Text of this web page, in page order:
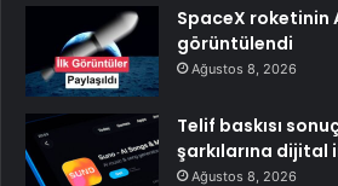
SpaceX roketinin
görüntülendi
Ağustos 8, 2026
Telif baskısı
şarkılarına dijital
Ağustos 8, 2026